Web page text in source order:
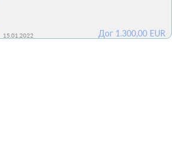
15.01.2022 Дог 1.300,00 EUR